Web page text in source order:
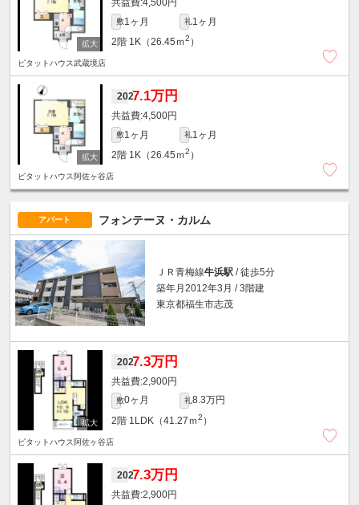
4,500円
敷1ヶ月 礼1ヶ月
2階 1K（26.45ｍ2 ）
ピタットハウス武蔵境店
2027.1万円
4,500円
敷1ヶ月 礼1ヶ月
2階 1K（26.45ｍ2 ）
ピタットハウス阿佐ヶ谷店
アパート フォンテーヌ・カルム
ＪＲ青梅線牛浜駅 / 徒歩5分
築年月2012年3月 / 3階建
東京都福生市志茂
2027.3万円
2,900円
敷0ヶ月 礼8.3万円
2階 1LDK（41.27ｍ2 ）
ピタットハウス阿佐ヶ谷店
2027.3万円
2,900円